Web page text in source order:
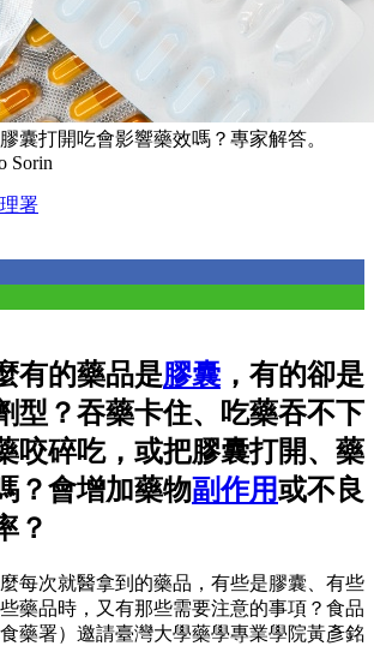
囊打開吃會影響藥效嗎？專家解答。
Sorin
署
有的藥品是膠囊 ，有的卻是
型？吞藥卡住、吃藥吞不下
咬碎吃，或把膠囊打開、藥
？會增加藥物副作用或不良
？
每次就醫拿到的藥品，有些是膠囊、有些
藥品時，又有那些需要注意的事項？食品
藥署）邀請臺灣大學藥學專業學院黃彥銘